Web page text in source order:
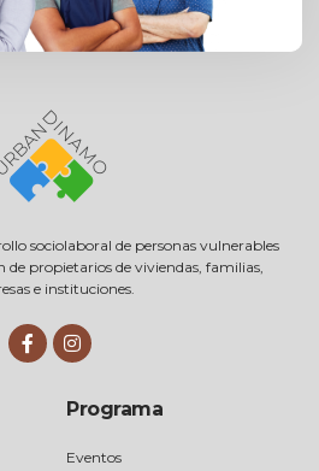
sociolaboral de personas vulnerables
de propietarios de viviendas, familias,
e instituciones.
Programa
Eventos